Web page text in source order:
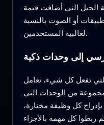
الحيل التي أضافت قيمة
أو الصوت بالنسبة
لغالبية المستخدمين.
إلى وحدات ذكية
تفعل كل شيء، تعامل
من الوحدات التي
بإدراج كل وظيفة مختارة،
ربطوا كل مهمة بالأجزاء